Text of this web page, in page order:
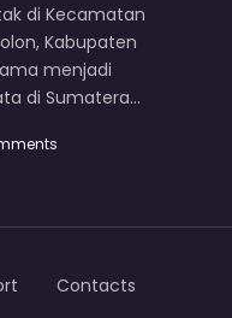
di Kecamatan
Kabupaten
menjadi
di Sumatera…
Contacts